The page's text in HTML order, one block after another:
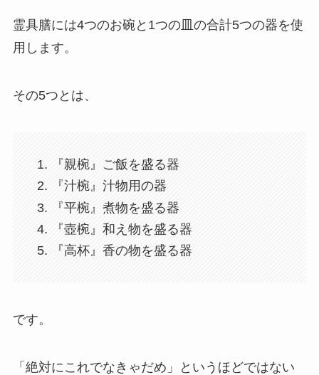
霊具膳には4つのお碗と1つの皿の合計5つの器を使
用します。
その5つとは、
『親椀』ご飯を盛る器
『汁椀』汁物用の器
『平椀』煮物を盛る器
『壺椀』和え物を盛る器
『高杯』香の物を盛る器
です。
「絶対にこれでなきゃだめ」というほどではない